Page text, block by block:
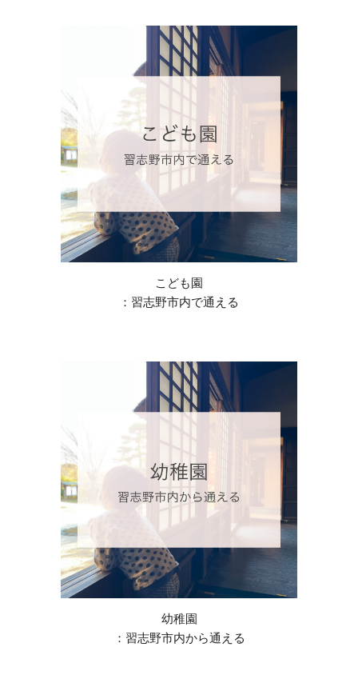
こども園
：習志野市内で通える
幼稚園
：習志野市内から通える